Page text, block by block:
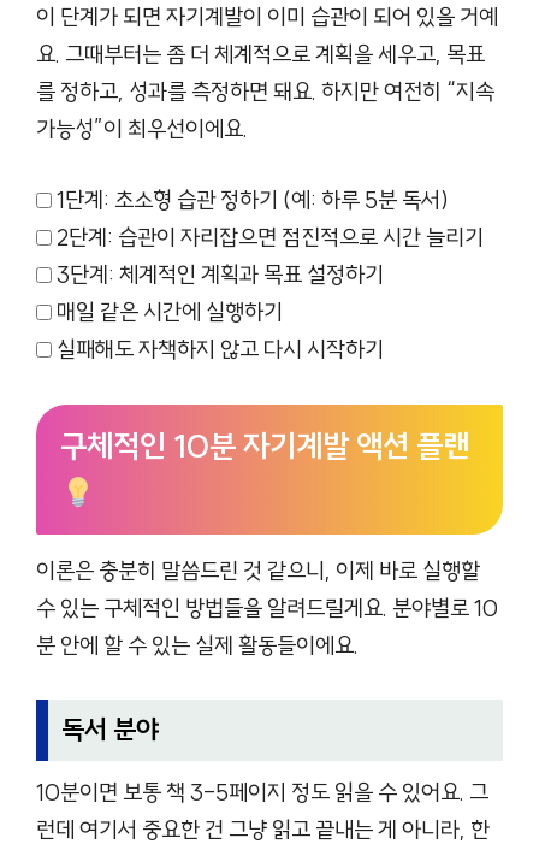
이 단계가 되면 자기계발이 이미 습관이 되어 있을 거예
요. 그때부터는 좀 더 체계적으로 계획을 세우고, 목표
를 정하고, 성과를 측정하면 돼요. 하지만 여전히 “지속
가능성”이 최우선이에요.
1단계: 초소형 습관 정하기 (예: 하루 5분 독서)
2단계: 습관이 자리잡으면 점진적으로 시간 늘리기
3단계: 체계적인 계획과 목표 설정하기
매일 같은 시간에 실행하기
실패해도 자책하지 않고 다시 시작하기
구체적인 10분 자기계발 액션 플랜
이론은 충분히 말씀드린 것 같으니, 이제 바로 실행할
수 있는 구체적인 방법들을 알려드릴게요. 분야별로 10
분 안에 할 수 있는 실제 활동들이에요.
독서 분야
10분이면 보통 책 3-5페이지 정도 읽을 수 있어요. 그
런데 여기서 중요한 건 그냥 읽고 끝내는 게 아니라, 한